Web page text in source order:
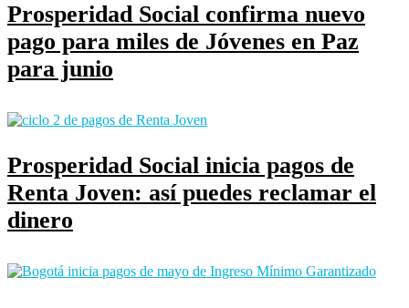
Prosperidad Social confirma nuevo
pago para miles de Jóvenes en Paz
para junio
Prosperidad Social inicia pagos de
Renta Joven: así puedes reclamar el
dinero